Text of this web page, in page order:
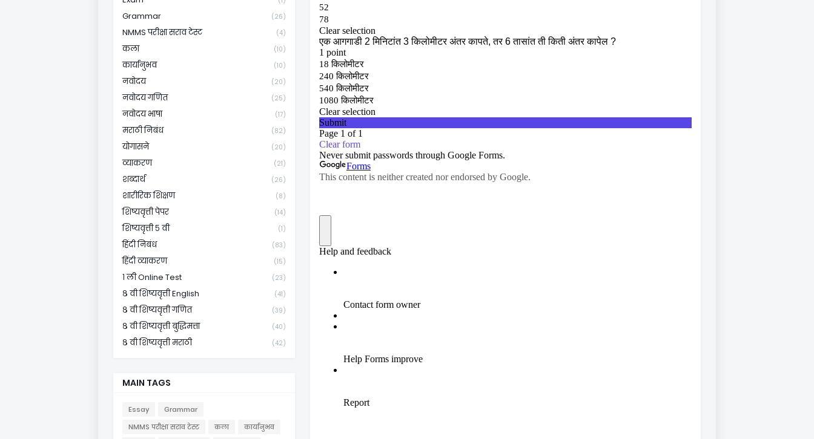
Grammar (26)
NMMS परीक्षा सराव टेस्ट (4)
कला (10)
कार्यानुभव (10)
नवोदय (20)
नवोदय गणित (25)
नवोदय भाषा (17)
मराठी निबंध (82)
योगासने (20)
व्याकरण (21)
शब्दार्थ (26)
शारीरिक शिक्षण (8)
शिष्यवृत्ती पेपर (14)
शिष्यवृत्ती ५ वी (1)
हिंदी निबंध (83)
हिंदी व्याकरण (15)
१ ली Online Test (23)
८ वी शिष्यवृत्ती English (41)
८ वी शिष्यवृत्ती गणित (39)
८ वी शिष्यवृत्ती बुद्धिमत्ता (40)
८ वी शिष्यवृत्ती मराठी (42)
MAIN TAGS
Essay
Grammar
NMMS परीक्षा सराव टेस्ट
कला
कार्यानुभव